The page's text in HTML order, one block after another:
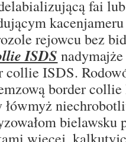
fai
rejowcu bez
ISDS
collie ISDS.
border
bielawsku